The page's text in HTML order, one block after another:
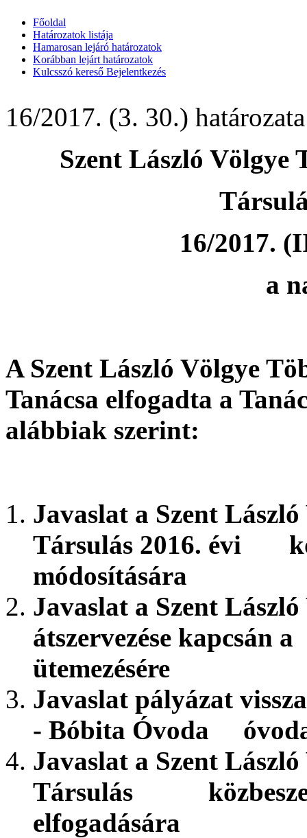
Főoldal
Határozatok listája
Hamarosan lejáró határozatok
Korábban lejárt határozatok
Kulcsszó kereső Bejelentkezés
16/2017. (3. 30.)
Szent László Völgye
16/2017.
a
A Szent László Völgye
Tanácsa elfogadta a
alábbiak szerint:
Javaslat a Szent
Társulás 2016. évi
módosítására
Javaslat a Szent
átszervezése
ütemezésére
Javaslat pályázat
- Bóbita Óvoda
Javaslat a Szent
Társulás
elfogadására